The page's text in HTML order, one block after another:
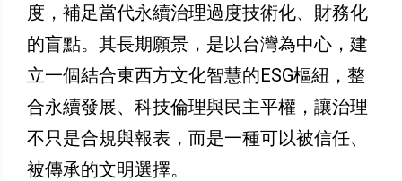
度，補足當代永續治理過度技術化、財務化
的盲點。其長期願景，是以台灣為中心，建
立一個結合東西方文化智慧的ESG樞紐，整
合永續發展、科技倫理與民主平權，讓治理
不只是合規與報表，而是一種可以被信任、
被傳承的文明選擇。